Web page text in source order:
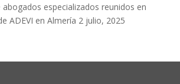
especializados reunidos en
ADEVI en Almería 2 julio, 2025